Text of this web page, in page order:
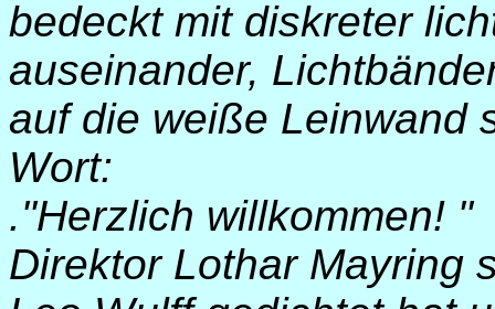
bedeckt mit diskreter
auseinander,
auf die weiße Leinwand
Wort:
."Herzlich willkommen! "
Direktor Lothar Mayring